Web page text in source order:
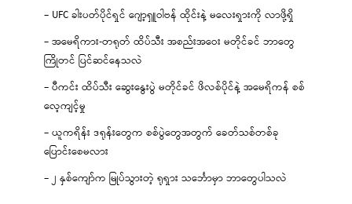
– UFC ခါးပတ်ပိုင်ရှင် ဂျော့ရှူဝါဗန် ထိုင်းနဲ့ မလေးရှားကို လာဖို့ရှိ
– အမေရိကား-တရုတ် ထိပ်သီး အစည်းအဝေး မတိုင်ခင် ဘာတွေ
ကြိုတင် ပြင်ဆင်နေသလဲ
– ပီကင်း ထိပ်သီး ဆွေးနွေးပွဲ မတိုင်ခင် ဖိလစ်ပိုင်နဲ့ အမေရိကန် စစ်
လေ့ကျင့်မှု
– ယူကရိန်း ဒရုန်းတွေက စစ်ပွဲတွေအတွက် ခေတ်သစ်တစ်ခု
ပြောင်းစေမလား
– ၂ နှစ်ကျော်က မြုပ်သွားတဲ့ ရုရှား သင်္ဘောမှာ ဘာတွေပါသလဲ